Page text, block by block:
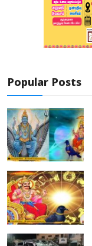
Popular Posts